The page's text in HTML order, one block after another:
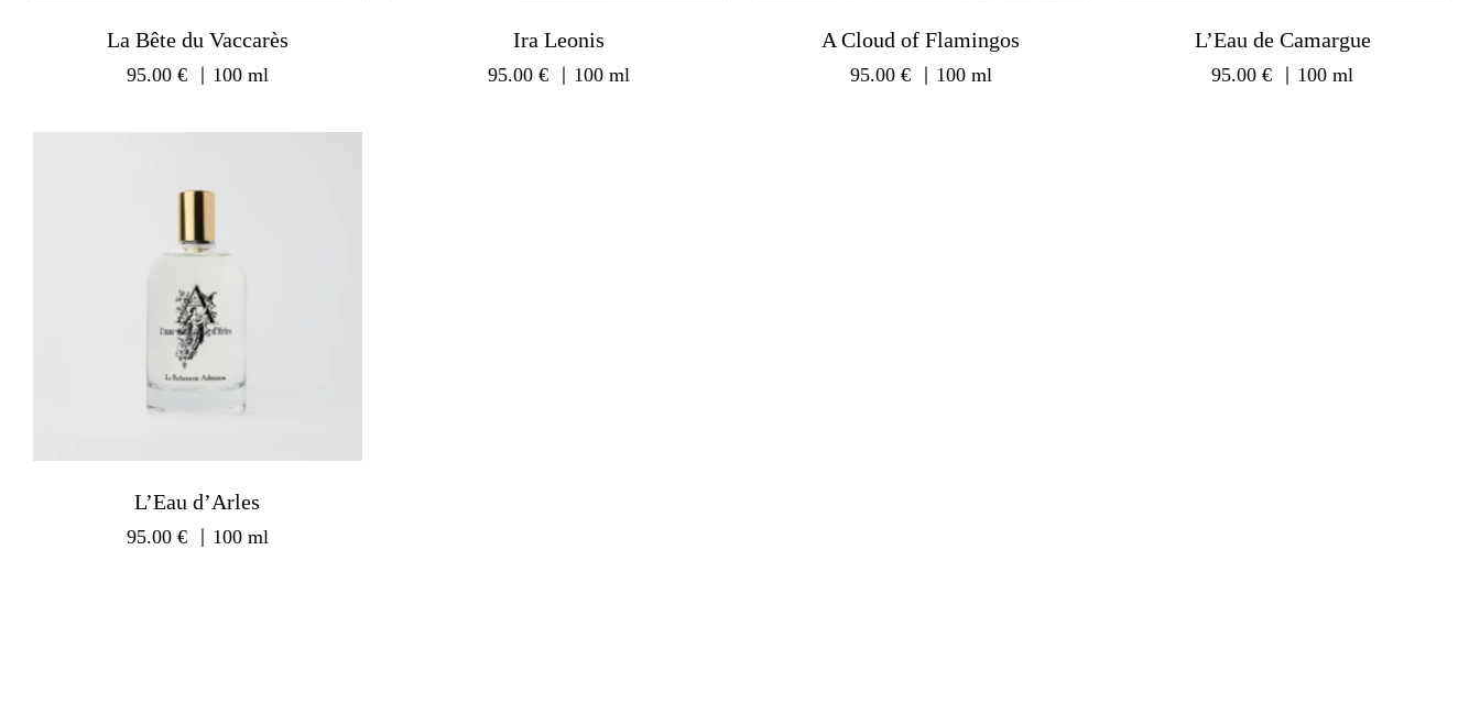
La Bête du Vaccarès
95.00 € ｜100 ml
Ira Leonis
95.00€ ｜100 ml
A Cloud of Flamingos
95.00 € ｜100 ml
L’Eau de Camargue
95.00€ ｜100 ml
L’Eau d’Arles
95.00 € ｜100 ml